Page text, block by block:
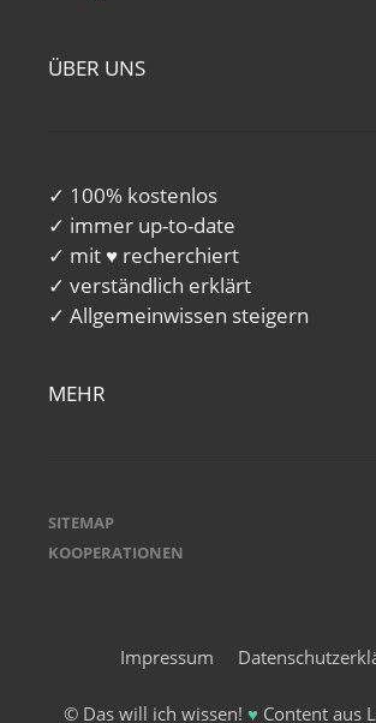
ÜBER UNS
✓ 100% kostenlos
✓ immer up-to-date
✓ mit ♥ recherchiert
✓ verständlich erklärt
✓ Allgemeinwissen steigern
MEHR
SITEMAP
KOOPERATIONEN
Impressum
© Das will ich wissen! ♥ Content aus